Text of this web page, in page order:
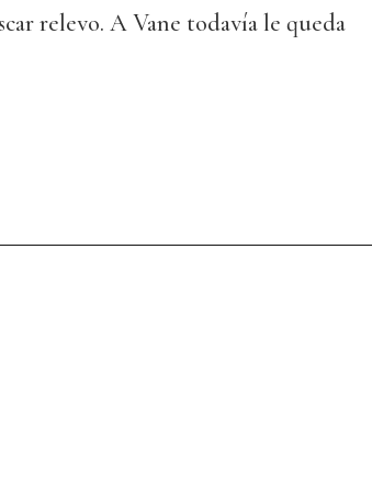
relevo. A Vane todavía le queda